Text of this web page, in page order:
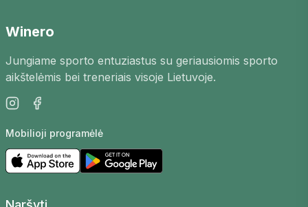
aktyviu laisvalaikiu. Mūsų platformoje rasite
lygių žaidėjams.
Kaip tai veikia?
Žaidimus organizuoja patys žaidėjai, arenos bei
treneriai. Galite sukurti savo, pasirinkti aikštelę,
laiką bei lygį, kad surastumėte tinkamų varžovų
arba prisijungti prie jau esamų.
Winero
Jungiame sporto entuziastus su geriausiomis sporto
aikštelėmis bei treneriais visoje Lietuvoje.
Mobilioji programėlė